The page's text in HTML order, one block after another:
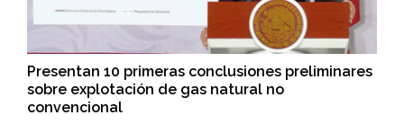
Presentan 10 primeras conclusiones preliminares
sobre explotación de gas natural no
convencional